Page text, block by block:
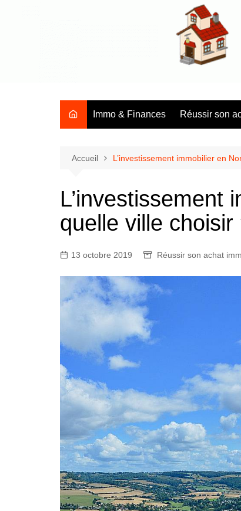
Tous les conseils et les infos sur l'immobilier en général
Immo & Finances Réussir son
Accueil L’investissement immobilier en
L’investissement
quelle ville choisir
13 octobre 2019 Réussir son achat